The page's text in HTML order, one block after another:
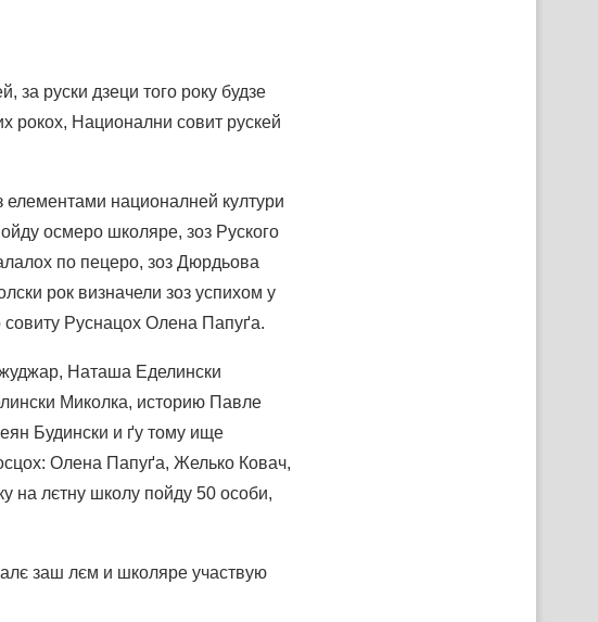
руски дзеци того року будзе
рокох, Национални совит рускей
националней култури
осмеро школяре, зоз Руского
по пецеро, зоз Дюрдьова
рок визначели зоз успихом у
Руснацох Олена Папуґа.
Наташа Еделински
Миколка, историю Павле
Будински и ґу тому ище
Олена Папуґа, Желько Ковач,
на лєтну школу пойду 50 особи,
заш лєм и школяре участвую